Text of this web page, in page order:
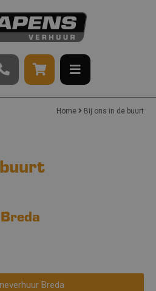
Home Bij ons in de buurt
Breda
Breda